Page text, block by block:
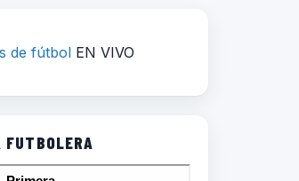
de fútbol EN VIVO
FUTBOLERA